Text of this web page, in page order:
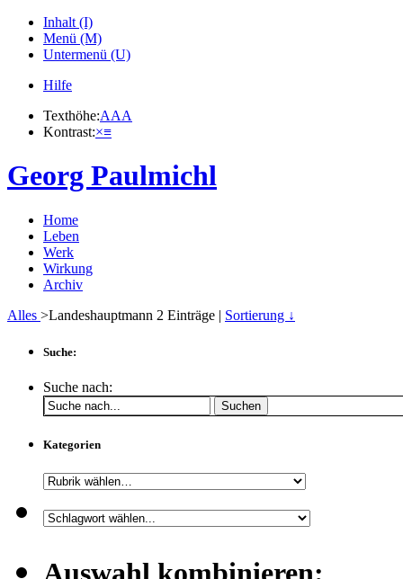
Inhalt (I)
Menü (M)
Untermenü (U)
Hilfe
Texthöhe:AAA
Kontrast:×≡
Georg Paulmichl
Home
Leben
Werk
Wirkung
Archiv
Alles >Landeshauptmann 2 Einträge | Sortierung ↓
Suche:
Suche nach:
Suchen
Kategorien
Auswahl kombinieren: